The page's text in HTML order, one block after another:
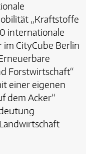
„Kraftstoffe
internationale
im CityCube Berlin
Forstwirtschaft“
einer eigenen
dem Acker“